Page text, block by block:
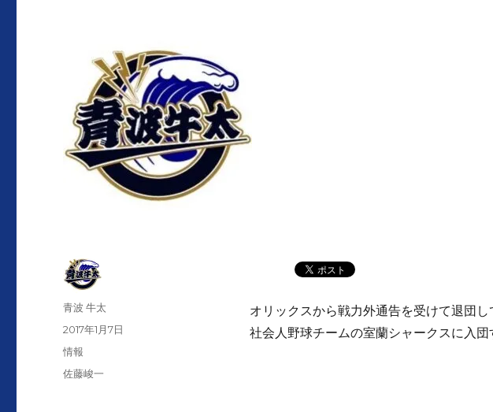
オリックスから戦力外通告を受けて退団
社会人野球チームの室蘭シャークスに入団
投
青波 牛太
投
稿
2017年1月7日
カ
テ
情報
タ
佐藤峻一